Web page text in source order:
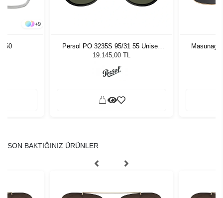
+9
50
Persol PO 3235S 95/31 55 Unisex
Güneş Gözlüğü
19.145,00 TL
SON BAKTIĞINIZ ÜRÜNLER